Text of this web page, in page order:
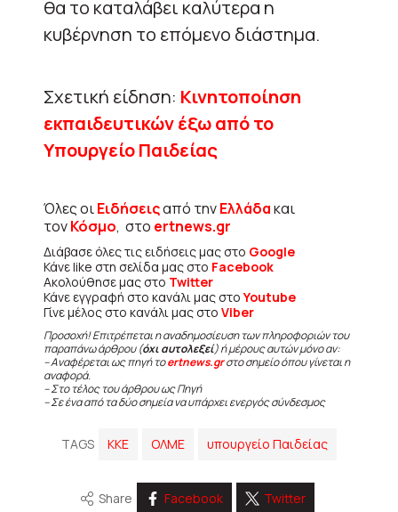
θα το καταλάβει καλύτερα η
κυβέρνηση το επόμενο διάστημα.
Σχετική είδηση: Κινητοποίηση
εκπαιδευτικών έξω από το
Υπουργείο Παιδείας
Όλες οιΕιδήσειςαπό τηνΕλλάδακαι
τονΚόσμο, στο ertnews.gr
Διάβασε όλες τις ειδήσεις μας στο Google
Κάνε like στη σελίδα μας στο Facebook
Ακολούθησε μας στο Twitter
Κάνε εγγραφή στο κανάλι μας στοYoutube
Γίνε μέλος στο κανάλι μας στο Viber
Προσοχή! Επιτρέπεται η αναδημοσίευση των πληροφοριών του
παραπάνω άρθρου (όχι αυτολεξεί) ή μέρους αυτών μόνο αν:
– Αναφέρεται ως πηγή τοertnews.grστο σημείο όπου γίνεται η
αναφορά.
– Στο τέλος του άρθρου ως Πηγή
– Σε ένα από τα δύο σημεία να υπάρχει ενεργός σύνδεσμος
TAGS KKE ΟΛΜΕ υπουργείο Παιδείας
Share Facebook Twitter